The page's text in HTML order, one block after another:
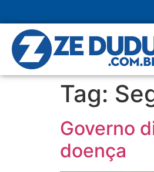
Tag:
Governo
doença